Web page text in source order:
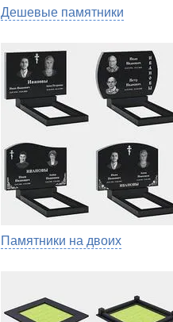
Дешевые памятники
Памятники на двоих